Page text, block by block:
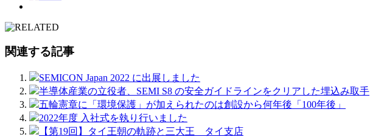
関連する記事
SEMICON Japan 2022 に出展しました
半導体産業の立役者、SEMI S8 の安全ガイドラインをクリアした埋込み取手
五輪憲章に「環境保護」が加えられたのは創設から何年後「100年後」
2022年度 入社式を執り行いました
【第19回】タイ王朝の軌跡と三大王 タイ支店